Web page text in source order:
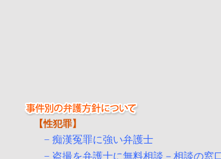
性犯罪
痴漢冤罪に強い弁護士
盗撮を弁護士に無料相談－相談の窓